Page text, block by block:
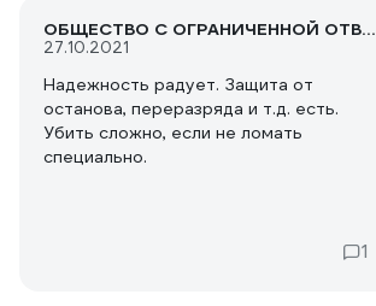
ОБЩЕСТВО С ОГРАНИЧЕННОЙ ОТВЕТСТВЕННОСТЬЮ "РУССКАЯ ТРАНСПОРТНО-ЭКСПЕДИЦИОННАЯ КОМПАНИЯ"
27.10.2021
Надежность радует. Защита от
останова, переразряда и т.д. есть.
Убить сложно, если не ломать
специально.
1